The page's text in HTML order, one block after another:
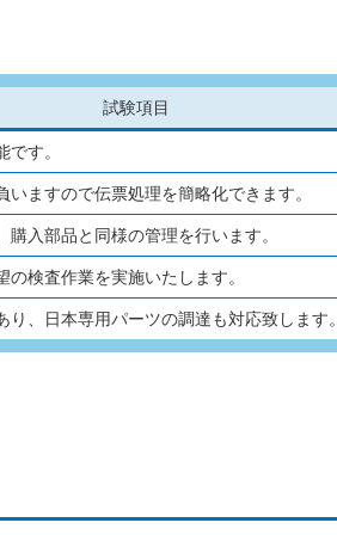
試験項目
す。
いますので伝票処理を簡略化できます。
入部品と同様の管理を行います。
検査作業を実施いたします。
り、日本専用パーツの調達も対応致します